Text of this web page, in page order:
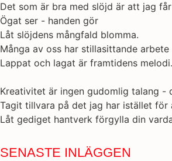
Det som är bra med slöjd är att jag
Ögat ser - handen gör
Låt slöjdens mångfald blomma.
Många av oss har stillasittande
Lappat och lagat är framtidens melodi.
Kreativitet är ingen gudomlig talang -
Tagit tillvara på det jag har istället för
Låt gediget hantverk förgylla din
SENASTE INLÄGGEN